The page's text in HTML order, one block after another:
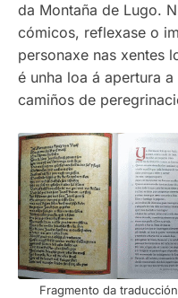
da Montaña de Lugo.
cómicos, reflexase o
personaxe nas xentes
é unha loa á apertura
camiños de
Fragmento da